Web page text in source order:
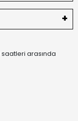
saatleri arasında